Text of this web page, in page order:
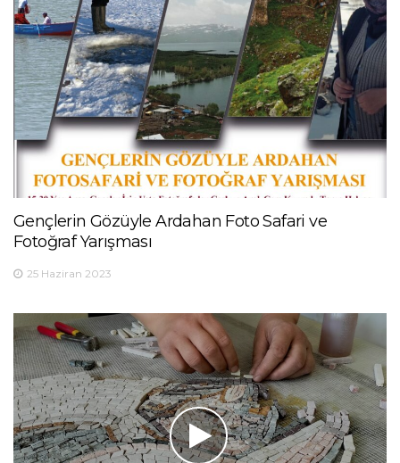
Gençlerin Gözüyle Ardahan Foto Safari ve
Fotoğraf Yarışması
25 Haziran 2023